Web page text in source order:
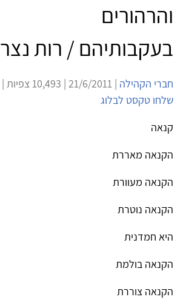
והרהורים
בעקבותיהם / רות נצר
חברי הקהילה | 21/6/2011 | 10,493 צפיות |
שלחו טקסט לבלוג
קנאה
הקנאה מאררת
הקנאה מעוורת
הקנאה נוטרת
היא חמדנית
הקנאה בולמת
הקנאה צוררת